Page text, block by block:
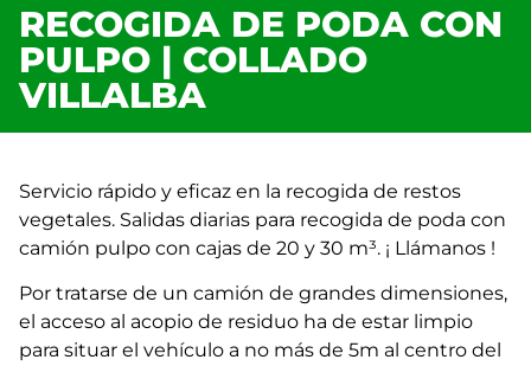
RECOGIDA DE PODA CON
PULPO | COLLADO
VILLALBA
Servicio rápido y eficaz en la recogida de restos
vegetales. Salidas diarias para recogida de poda con
camión pulpo con cajas de 20 y 30 m³. ¡ Llámanos !
Por tratarse de un camión de grandes dimensiones,
el acceso al acopio de residuo ha de estar limpio
para situar el vehículo a no más de 5m al centro del